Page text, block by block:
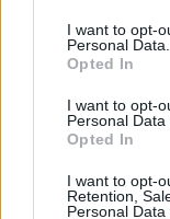
I want to opt-
Personal Data.
Opted In
I want to opt-
Personal Data
Opted In
I want to opt-
Retention,
Personal
Codycross A
Codycross Tour
Codycross Anni
Codycross Alle